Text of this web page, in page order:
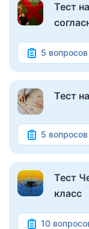
Тест
5 вопросов
Тест
5 вопросов
Тест
класс
10